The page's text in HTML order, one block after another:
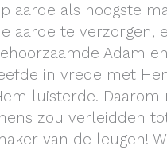
aarde als hoogste
aarde te verzorgen,
Adam
in vrede met
luisterde.
zou verleidden
van de leugen!